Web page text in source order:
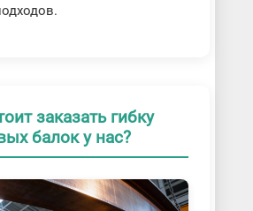
заказать гибку
балок у нас?